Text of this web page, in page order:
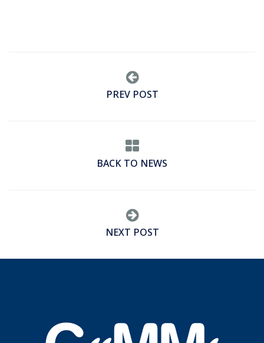
PREV POST
BACK TO NEWS
NEXT POST